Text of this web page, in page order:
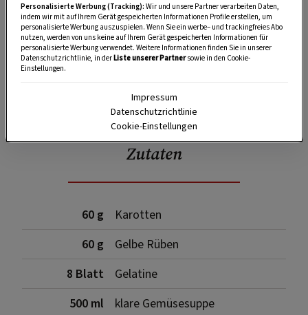
SPEICHERN DRUCKEN
Zutaten
60 g
Karotten
60 g
Gelbe Rüben
8 Blatt
Gelatine
500 ml
klare Gemüsesuppe
Personalisierte Werbung (Tracking): Wir und unsere Partner verarbeiten Daten,
indem wir mit auf Ihrem Gerät gespeicherten Informationen Profile erstellen, um
personalisierte Werbung auszuspielen. Wenn Sie ein werbe– und trackingfreies Abo
nutzen, werden von uns keine auf Ihrem Gerät gespeicherten Informationen für
personalisierte Werbung verwendet. Weitere Informationen finden Sie in unserer
Datenschutzrichtlinie, in derListe unserer Partnersowie in den Cookie-
Einstellungen.
Impressum
Datenschutzrichtlinie
Cookie-Einstellungen